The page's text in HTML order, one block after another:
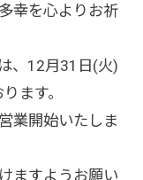
幸を心よりお祈
、12月31日(火)
ます。
業開始いたしま
ますようお願い